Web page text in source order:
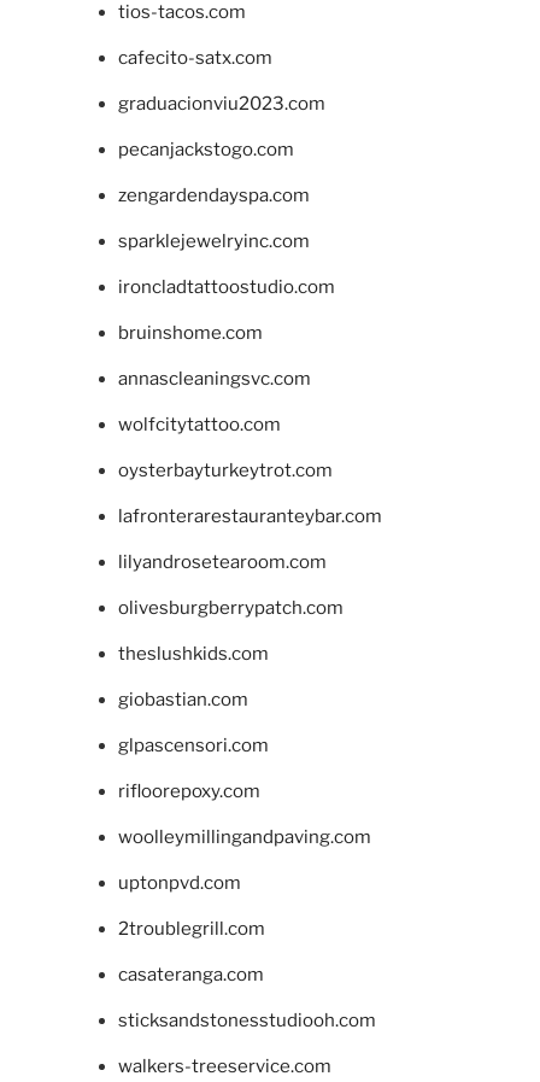
tios-tacos.com
cafecito-satx.com
graduacionviu2023.com
pecanjackstogo.com
zengardendayspa.com
sparklejewelryinc.com
ironcladtattoostudio.com
bruinshome.com
annascleaningsvc.com
wolfcitytattoo.com
oysterbayturkeytrot.com
lafronterarestauranteybar.com
lilyandrosetearoom.com
olivesburgberrypatch.com
theslushkids.com
giobastian.com
glpascensori.com
rifloorepoxy.com
woolleymillingandpaving.com
uptonpvd.com
2troublegrill.com
casateranga.com
sticksandstonesstudiooh.com
walkers-treeservice.com